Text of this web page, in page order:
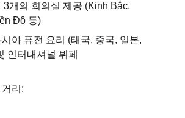
3개의 회의실 제공 (Kinh Bắc,
Đô 등)
아 퓨전 요리 (태국, 중국, 일본,
인터내셔널 뷔페
리: